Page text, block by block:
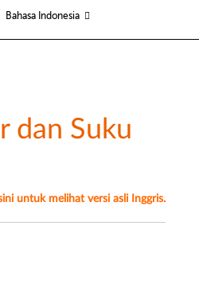
Bahasa Indonesia
dan Suku
untuk melihat versi asli Inggris.